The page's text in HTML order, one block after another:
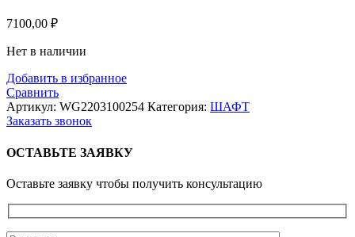
7100,00 ₽
Нет в наличии
Добавить в избранное
Сравнить
Артикул: WG2203100254 Категория: ШАФТ
Заказать звонок
ОСТАВЬТЕ ЗАЯВКУ
Оставьте заявку чтобы получить консультацию